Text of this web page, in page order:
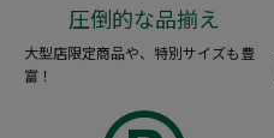
圧倒的な品揃え
大型店限定商品や、特別サイズも豊
富！